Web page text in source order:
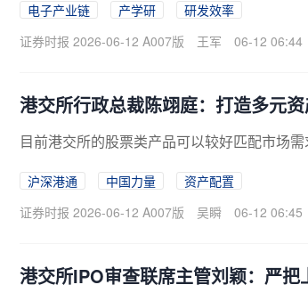
电子产业链 产学研
研发效率
证券时报 2026-06-12 A007版
王军 06-12 06:44
港交所行政总裁陈翊庭：打造多元
目前港交所的股票类产品可以较好匹配市场
沪深港通 中国力量
资产配置
证券时报 2026-06-12 A007版
吴瞬 06-12 06:45
港交所IPO审查联席主管刘颖：严